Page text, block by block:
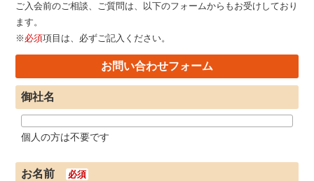
ご入会前のご相談、ご質問は、以下のフォームからもお受けしており
ます。
※ 必須項目は、必ずご記入ください。
お問い合わせフォーム
御社名
個人の方は不要です
お名前 必須